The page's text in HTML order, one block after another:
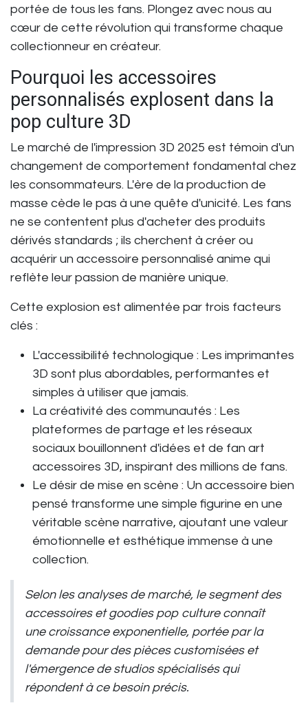
portée de tous les fans. Plongez avec nous au
cœur de cette révolution qui transforme chaque
collectionneur en créateur.
Pourquoi les accessoires
personnalisés explosent dans la
pop culture 3D
Le marché de l'impression 3D 2025 est témoin d'un
changement de comportement fondamental chez
les consommateurs. L'ère de la production de
masse cède le pas à une quête d'unicité. Les fans
ne se contentent plus d'acheter des produits
dérivés standards ; ils cherchent à créer ou
acquérir un accessoire personnalisé anime qui
reflète leur passion de manière unique.
Cette explosion est alimentée par trois facteurs
clés :
L'accessibilité technologique : Les imprimantes
3D sont plus abordables, performantes et
simples à utiliser que jamais.
La créativité des communautés : Les
plateformes de partage et les réseaux
sociaux bouillonnent d'idées et de fan art
accessoires 3D, inspirant des millions de fans.
Le désir de mise en scène : Un accessoire bien
pensé transforme une simple figurine en une
véritable scène narrative, ajoutant une valeur
émotionnelle et esthétique immense à une
collection.
Selon les analyses de marché, le segment des
accessoires et goodies pop culture connaît
une croissance exponentielle, portée par la
demande pour des pièces customisées et
l'émergence de studios spécialisés qui
répondent à ce besoin précis.